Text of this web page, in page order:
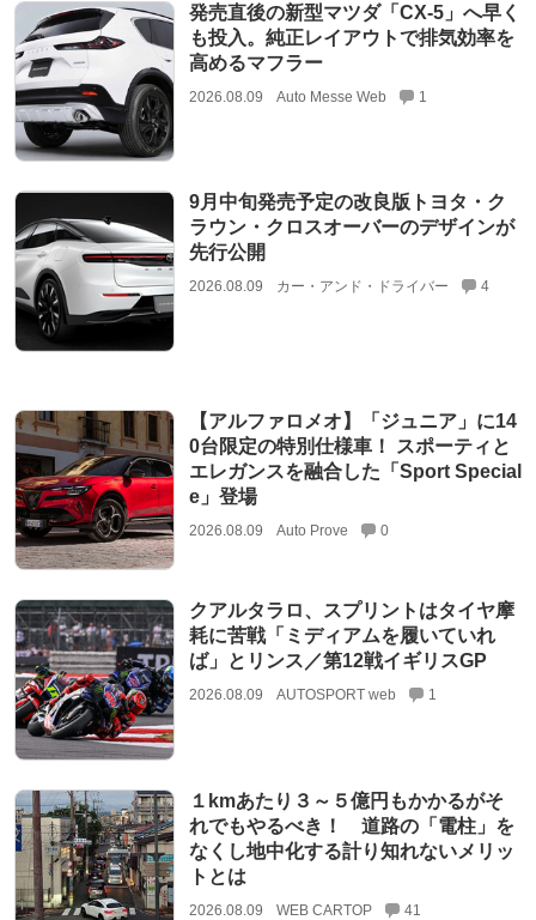
発売直後の新型マツダ「CX-5」へ早く
も投入。純正レイアウトで排気効率を
高めるマフラー
2026.08.09 Auto Messe Web 1
9月中旬発売予定の改良版トヨタ・ク
ラウン・クロスオーバーのデザインが
先行公開
2026.08.09 カー・アンド・ドライバー 4
【アルファロメオ】「ジュニア」に14
0台限定の特別仕様車！ スポーティと
エレガンスを融合した「Sport Special
e」登場
2026.08.09 Auto Prove 0
クアルタラロ、スプリントはタイヤ摩
耗に苦戦「ミディアムを履いていれ
ば」とリンス／第12戦イギリスGP
2026.08.09 AUTOSPORT web 1
１kmあたり３～５億円もかかるがそ
れでもやるべき！ 道路の「電柱」を
なくし地中化する計り知れないメリッ
トとは
2026.08.09 WEB CARTOP 41